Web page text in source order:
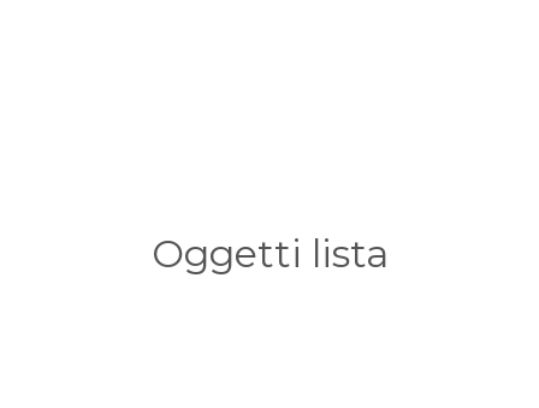
Oggetti lista